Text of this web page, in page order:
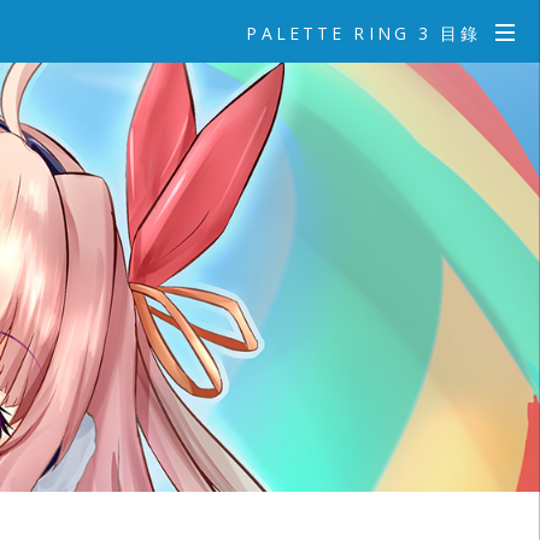
PALETTE RING 3 目錄